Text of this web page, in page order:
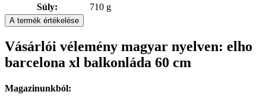
Súly:
710 g
A termék értékelése
Vásárlói vélemény magyar nyelven: elho
barcelona xl balkonláda 60 cm
Magazinunkból: